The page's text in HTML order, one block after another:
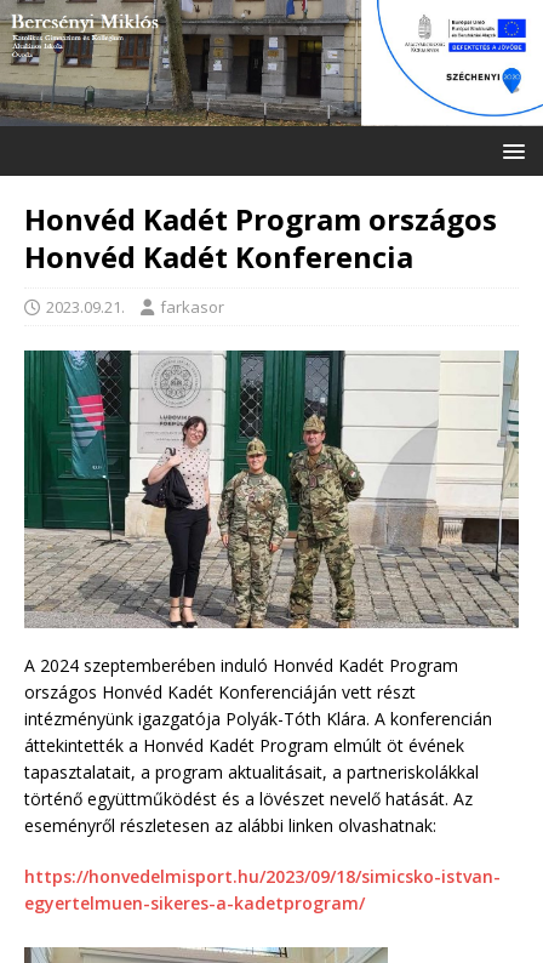
Honvéd Kadét Program országos
Honvéd Kadét Konferencia
2023.09.21. farkasor
A 2024 szeptemberében induló Honvéd Kadét Program
országos Honvéd Kadét Konferenciáján vett részt
intézményünk igazgatója Polyák-Tóth Klára. A konferencián
áttekintették a Honvéd Kadét Program elmúlt öt évének
tapasztalatait, a program aktualitásait, a partneriskolákkal
történő együttműködést és a lövészet nevelő hatását. Az
eseményről részletesen az alábbi linken olvashatnak:
https://honvedelmisport.hu/2023/09/18/simicsko-istvan-
egyertelmuen-sikeres-a-kadetprogram/